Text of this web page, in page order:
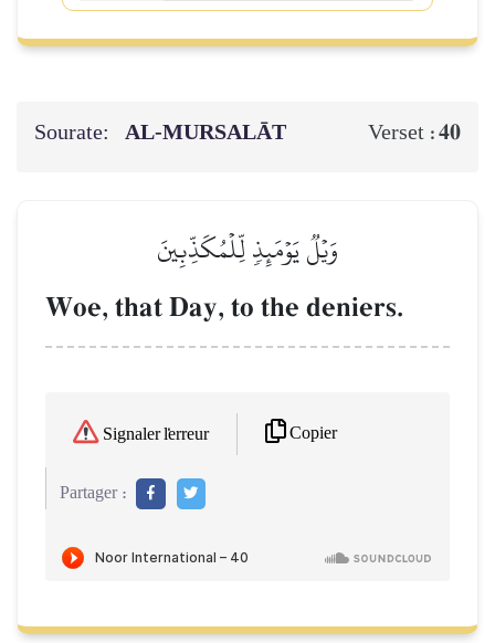
Sourate: AL‑MURSALĀT Verset :40
وَيۡلٞ يَوۡمَئِذٖ لِّلۡمُكَذِّبِينَ
Woe, that Day, to the deniers.
Signaler l'erreur Copier
Partager :